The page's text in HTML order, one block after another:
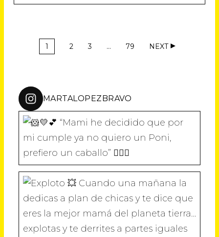
1 2 3 … 79 NEXT
MARTALOPEZBRAVO
“Mami he decidido que por mi cumple
Cuando una mañana la dedicas a plan